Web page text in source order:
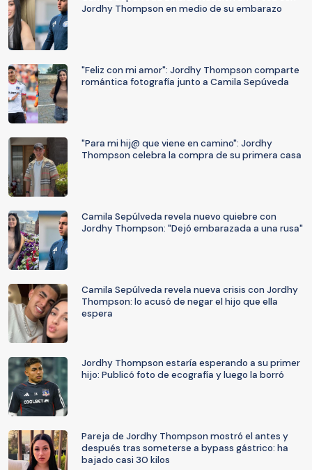
Jordhy Thompson en medio de su embarazo
"Feliz con mi amor": Jordhy Thompson comparte
romántica fotografía junto a Camila Sepúveda
"Para mi hij@ que viene en camino": Jordhy
Thompson celebra la compra de su primera casa
Camila Sepúlveda revela nuevo quiebre con
Jordhy Thompson: "Dejó embarazada a una rusa"
Camila Sepúlveda revela nueva crisis con Jordhy
Thompson: lo acusó de negar el hijo que ella
espera
Jordhy Thompson estaría esperando a su primer
hijo: Publicó foto de ecografía y luego la borró
Pareja de Jordhy Thompson mostró el antes y
después tras someterse a bypass gástrico: ha
bajado casi 30 kilos